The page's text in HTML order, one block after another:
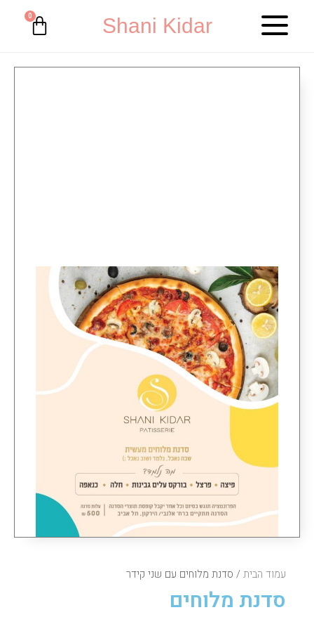
Shani Kidar
עמוד הבית/ סדנת מלוחים עם שני קידר
סדנת מלוחים